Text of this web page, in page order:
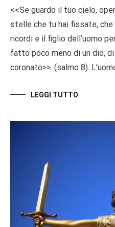
<<Se guardo il tuo cielo,
stelle che tu hai fissate, che
ricordi e il figlio dell’uomo
fatto poco meno di un dio,
coronato>>. (salmo 8).
LEGGI TUTTO